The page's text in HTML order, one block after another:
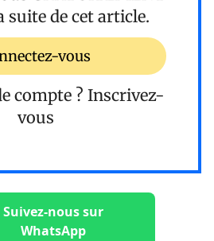
suite de cet article.
vous
compte ? Inscrivez-
vous
Suivez-nous sur
WhatsApp